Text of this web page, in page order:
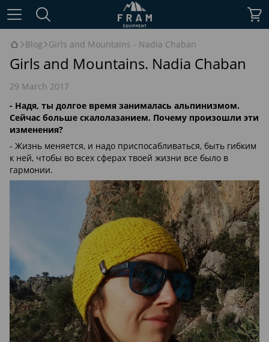
Blog Girls and Mountains - Nadia Chaban
Girls and Mountains. Nadia Chaban
29 March 2017
- Надя, ты долгое время занималась альпинизмом.
Сейчас больше скалолазанием. Почему произошли эти
изменения?
- Жизнь меняется, и надо приспосабливаться, быть гибким
к ней, чтобы во всех сферах твоей жизни все было в
гармонии.